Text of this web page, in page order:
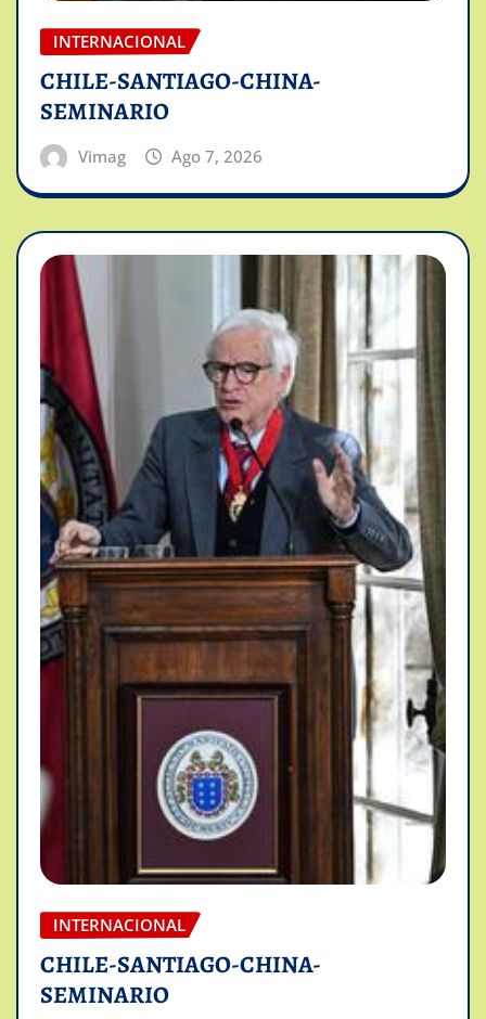
INTERNACIONAL
CHILE-SANTIAGO-CHINA-
SEMINARIO
Vimag Ago 7, 2026
INTERNACIONAL
CHILE-SANTIAGO-CHINA-
SEMINARIO